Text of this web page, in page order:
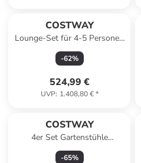
COSTWAY
Lounge-Set für 4-5 Personen
in Grau
-62%
524,99 €
UVP: 1.408,80 €*
COSTWAY
4er Set Gartenstühle
56x70x84cm in Schwarz
-65%